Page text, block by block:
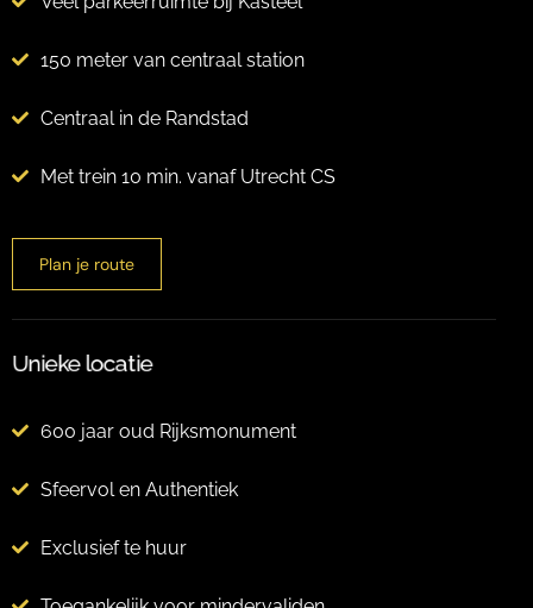
150 meter van centraal station
Centraal in de Randstad
Met trein 10 min. vanaf Utrecht CS
Plan je route
Unieke locatie
600 jaar oud Rijksmonument
Sfeervol en Authentiek
Exclusief te huur